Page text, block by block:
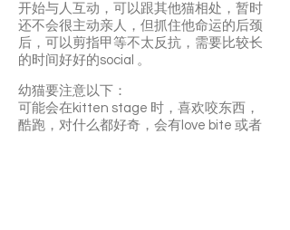
开始与人互动，可以跟其他猫相处，暂时
还不会很主动亲人，但抓住他命运的后颈
后，可以剪指甲等不太反抗，需要比较长
的时间好好的social 。
幼猫要注意以下：
可能会在kitten stage 时，喜欢咬东西，
酷跑，对什么都好奇，会有love bite 或者